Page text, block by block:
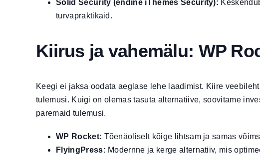
Solid Security (endine iThemes Security):
turvapraktikaid.
Kiirus ja vahemälu: WP
Keegi ei jaksa oodata aeglase lehe laadimist. Kiire
tulemusi. Kuigi on olemas tasuta alternatiive, soovitame
paremaid tulemusi.
WP Rocket: Tõenäoliselt kõige lihtsam ja samas
FlyingPress: Modernne ja kerge alternatiiv, mis